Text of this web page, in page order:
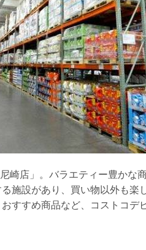
店」。バラエティー豊かな
施設があり、買い物以外も楽
すすめ商品など、コストコデ